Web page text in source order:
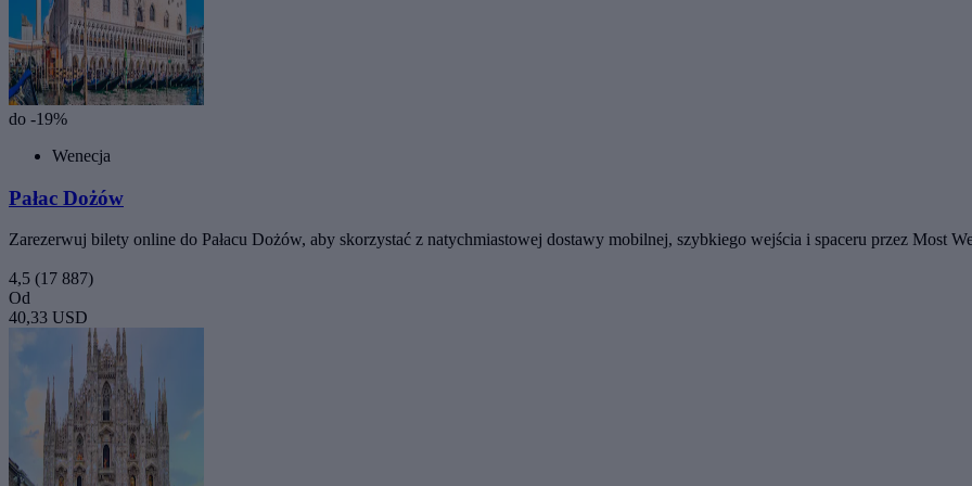
do -19%
Wenecja
Pałac Dożów
Zarezerwuj bilety online do Pałacu Dożów, aby skorzystać z natychmiastowej dostawy mobilnej, szybkiego wejścia i spaceru przez Most
4,5 (17 887)
Od
40,33 USD